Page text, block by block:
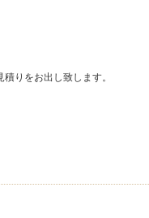
りをお出し致します。